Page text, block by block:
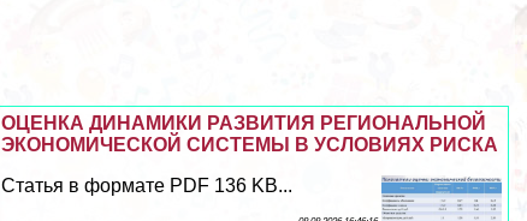
ОЦЕНКА ДИНАМИКИ РАЗВИТИЯ РЕГИОНАЛЬНОЙ
ЭКОНОМИЧЕСКОЙ СИСТЕМЫ В УСЛОВИЯХ РИСКА
Статья в формате PDF 136 KB...